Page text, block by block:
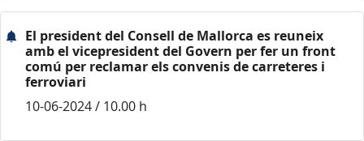
El president del Consell de Mallorca es reuneix
amb el vicepresident del Govern per fer un front
comú per reclamar els convenis de carreteres i
ferroviari
10-06-2024 / 10.00 h